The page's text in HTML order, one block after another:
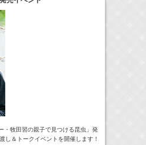
家族
ニコルのニコニチ
・ 牧田習の親子で見つける昆虫」発
し＆トークイベントを開催します！